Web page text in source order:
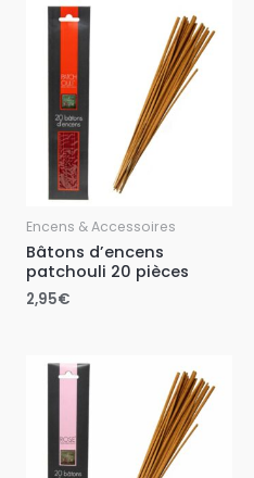
Encens & Accessoires
Bâtons d’encens
patchouli 20 pièces
2,95€